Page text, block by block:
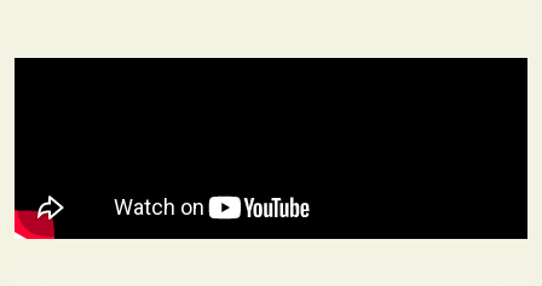
Bien que le nom (ou les noms) du relieur appelé « A » ne
considérablement, mais l’excellence de cette pièce
spécifique n’est toutefois pas questionnée ici.The